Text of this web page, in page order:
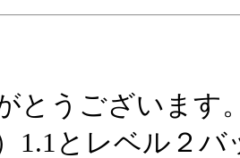
とうございます
1.1とレベル２